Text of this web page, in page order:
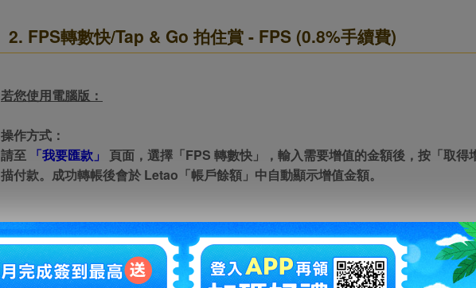
2. FPS轉數快/Tap & Go 拍住賞 - FPS (0.8%手續費)
若您使用電腦版：
操作方式：
請至 「我要匯款」
頁面，選擇「FPS 轉數快」，輸入需要增值的金額後，按「取
描付款。成功轉帳後會於 Letao「帳戶餘額」中自動顯示增值金額。
若使用手機版 或 APP：
操作方式：